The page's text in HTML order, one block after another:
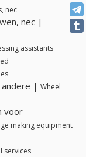
nec
nec |
assistants
| Wheel
voor
making equipment
services